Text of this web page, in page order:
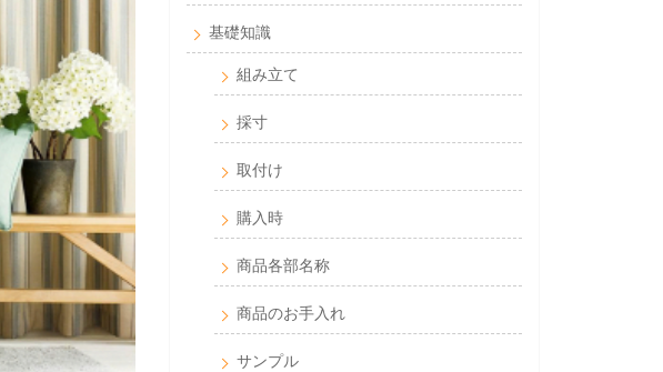
基礎知識
組み立て
採寸
取付け
購入時
商品各部名称
商品のお手入れ
サンプル